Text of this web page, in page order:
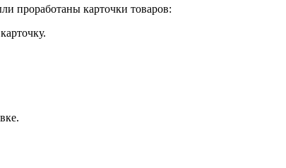
проработаны карточки товаров: